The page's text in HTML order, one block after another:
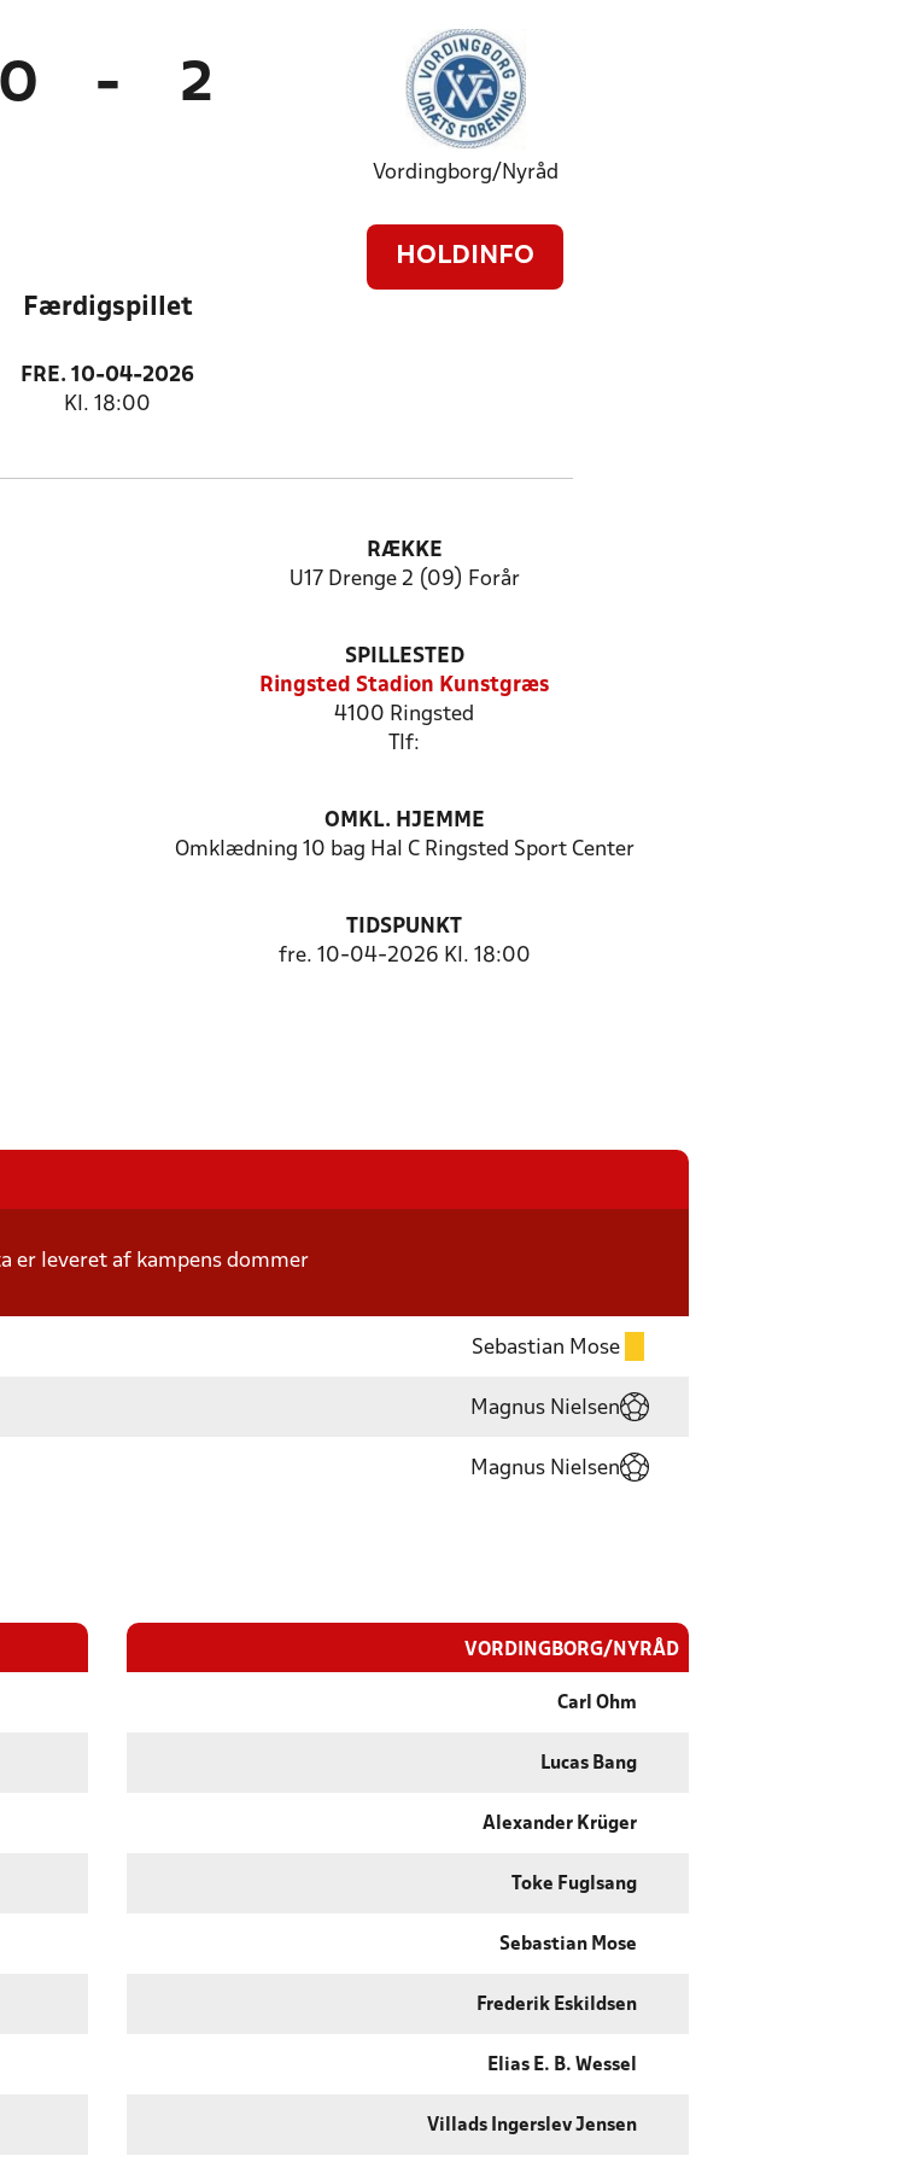
0 - 2
Vordingborg/Nyråd
HOLDINFO
Færdigspillet
FRE. 10-04-2026
Kl. 18:00
RÆKKE
U17 Drenge 2 (09) Forår
SPILLESTED
Ringsted Stadion Kunstgræs
4100 Ringsted
Tlf:
OMKL. HJEMME
Omklædning 10 bag Hal C Ringsted Sport Center
TIDSPUNKT
fre. 10-04-2026 Kl. 18:00
er leveret af kampens dommer
Sebastian Mose
Magnus Nielsen
Magnus Nielsen
VORDINGBORG/NYRÅD
Carl Ohm
Lucas Bang
Alexander Krüger
Toke Fuglsang
Sebastian Mose
Frederik Eskildsen
Elias E. B. Wessel
Villads Ingerslev Jensen